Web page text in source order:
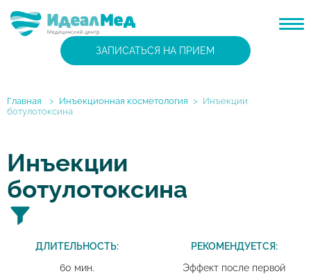
ЗАПИСАТЬСЯ НА ПРИЕМ
Главная > Инъекционная косметология > Инъекции
ботулотоксина
Инъекции
ботулотоксина
ДЛИТЕЛЬНОСТЬ:
60 мин.
РЕКОМЕНДУЕТСЯ:
Эффект после первой